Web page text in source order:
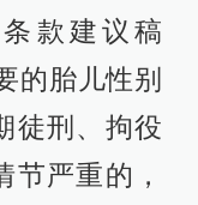
款建议稿
的胎儿性别
徒刑、拘役
严重的，